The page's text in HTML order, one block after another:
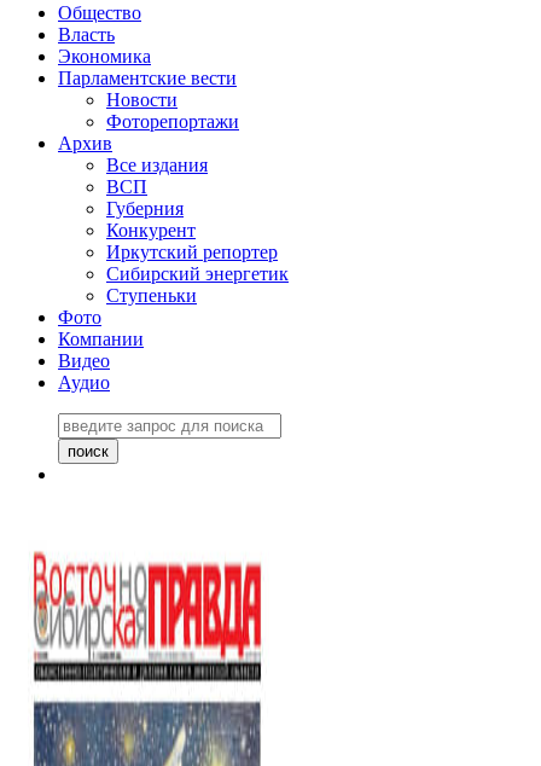
Общество
Власть
Экономика
Парламентские вести
Новости
Фоторепортажи
Архив
Все издания
ВСП
Губерния
Конкурент
Иркутский репортер
Сибирский энергетик
Ступеньки
Фото
Компании
Видео
Аудио